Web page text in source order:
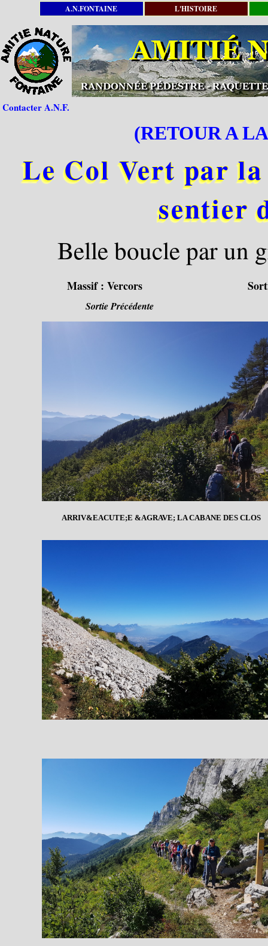
A.N.FONTAINE L'HISTOIRE
Contacter A.N.F.
(RETOUR A
Le Col Vert par la
sentier
Belle boucle par un
Massif : Vercors
Sortie Précédente
ARRIV&EACUTE;E &AGRAVE; LA CABANE DES CLOS